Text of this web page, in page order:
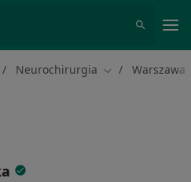
Neurochirurgia Zmień miasto
Warszawa